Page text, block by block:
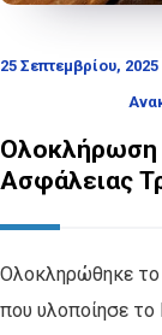
25 Σεπτεμβρίου, 2025
Ολοκλήρωση
Ασφάλειας
Ολοκληρώθηκε το
που υλοποίησε το